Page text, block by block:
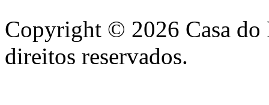
Copyright © 2026 Casa do
direitos reservados.